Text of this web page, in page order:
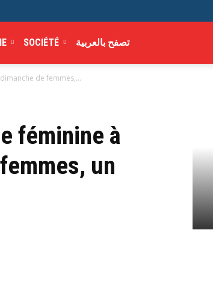
SOCIÉTÉ تصفح بالعربية
de femmes,...
féminine à
un